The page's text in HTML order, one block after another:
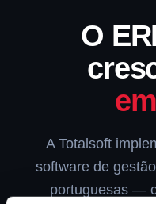
O
A Totalsoft
software de
portuguesas —